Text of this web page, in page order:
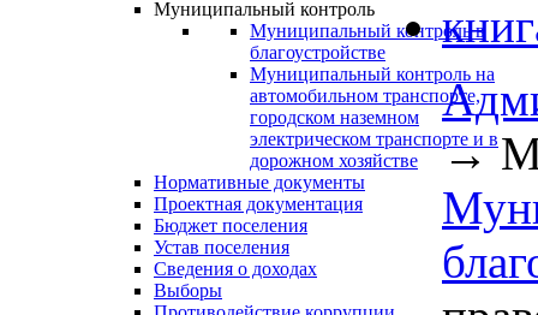
Муниципальный контроль
Муниципальный контроль в
благоустройстве
Муниципальный контроль на
автомобильном транспорте,
городском наземном
электрическом транспорте и в
дорожном хозяйстве
Нормативные документы
Проектная документация
Бюджет поселения
Устав поселения
Сведения о доходах
Выборы
→